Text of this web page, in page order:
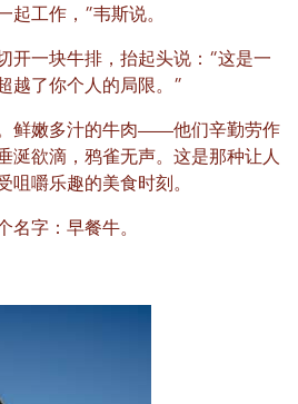
起工作，”韦斯说。
开一块牛排，抬起头说：“这是一
越了你个人的局限。”
鲜嫩多汁的牛肉——他们辛勤劳作
欲滴，鸦雀无声。这是那种让人
咀嚼乐趣的美食时刻。
名字：早餐牛。